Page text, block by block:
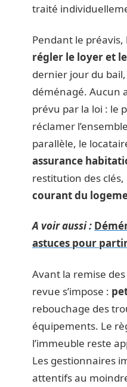
traité
Pendant le
régler le loyer et
dernier jour du bail,
déménagé. Aucun
prévu par la loi : le
réclamer
parallèle, le
assurance
restitution des clés,
courant du
A voir aussi :
astuces pour
Avant la remise
revue s’impose :
rebouchage des
équipements. Le
l’immeuble reste
Les gestionnaires
attentifs au